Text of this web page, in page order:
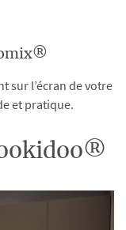
sur l’écran de votre
et pratique.